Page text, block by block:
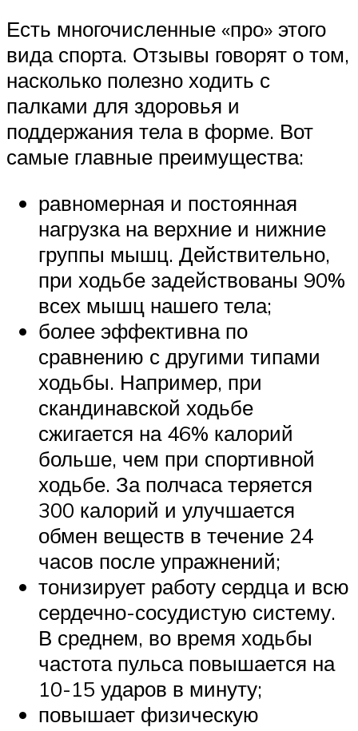
Есть многочисленные «про» этого
вида спорта. Отзывы говорят о том,
насколько полезно ходить с
палками для здоровья и
поддержания тела в форме. Вот
самые главные преимущества:
равномерная и постоянная
нагрузка на верхние и нижние
группы мышц. Действительно,
при ходьбе задействованы 90%
всех мышц нашего тела;
более эффективна по
сравнению с другими типами
ходьбы. Например, при
скандинавской ходьбе
сжигается на 46% калорий
больше, чем при спортивной
ходьбе. За полчаса теряется
300 калорий и улучшается
обмен веществ в течение 24
часов после упражнений;
тонизирует работу сердца и всю
сердечно-сосудистую систему.
В среднем, во время ходьбы
частота пульса повышается на
10-15 ударов в минуту;
повышает физическую